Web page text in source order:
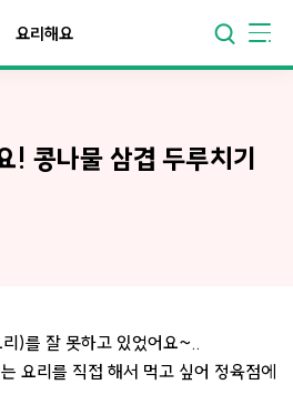
요리해요
! 콩나물 삼겹 두루치기
)를 잘 못하고 있었어요~..
요리를 직접 해서 먹고 싶어 정육점에